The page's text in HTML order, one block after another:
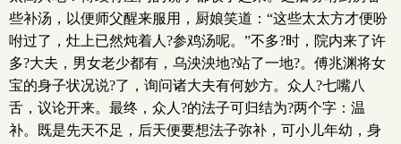
些补汤，以便师父醒来服用，厨娘笑道：“这些太太方才便吩
咐过了，灶上已然炖着人?参鸡汤呢。”不多?时，院内来了许
多?大夫，男女老少都有，乌泱泱地?站了一地?。傅兆渊将女
宝的身子状况说?了，询问诸大夫有何妙方。众人?七嘴八
舌，议论开来。最终，众人?的法子可归结为?两个字：温
补。既是先天不足，后天便要想法子弥补，可小儿年幼，身